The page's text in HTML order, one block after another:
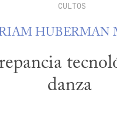
CULTOS
HUBERMAN
danza